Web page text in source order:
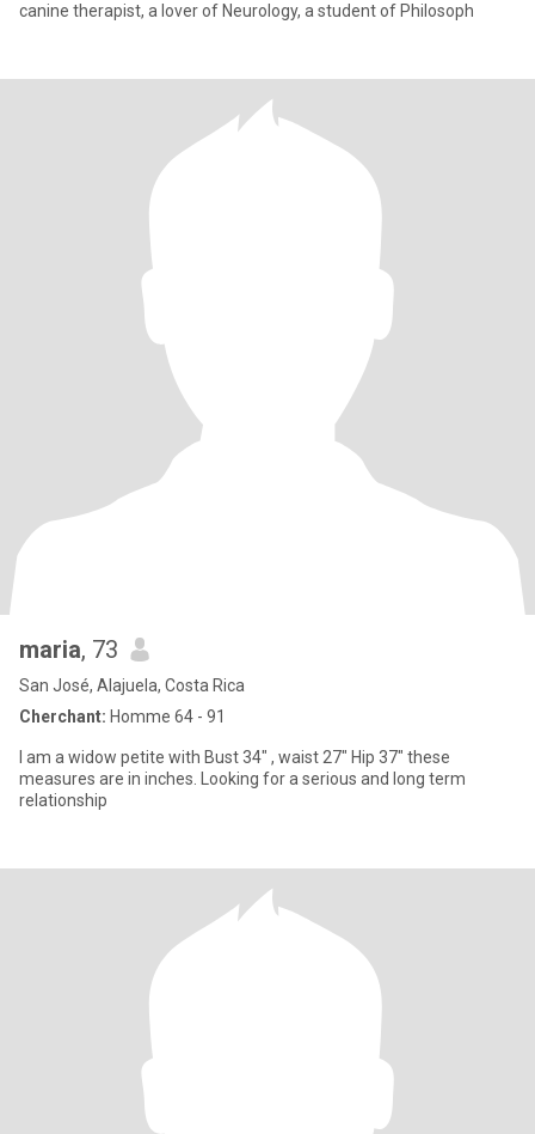
canine therapist, a lover of Neurology, a student of Philosoph
maria, 73
San José, Alajuela, Costa Rica
Cherchant: Homme 64 - 91
I am a widow petite with Bust 34" , waist 27" Hip 37" these
measures are in inches. Looking for a serious and long term
relationship